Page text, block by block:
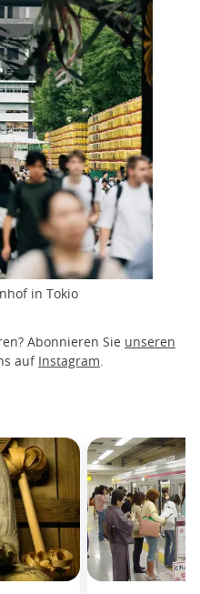
in Tokio
Abonnieren Sie unseren
auf Instagram.